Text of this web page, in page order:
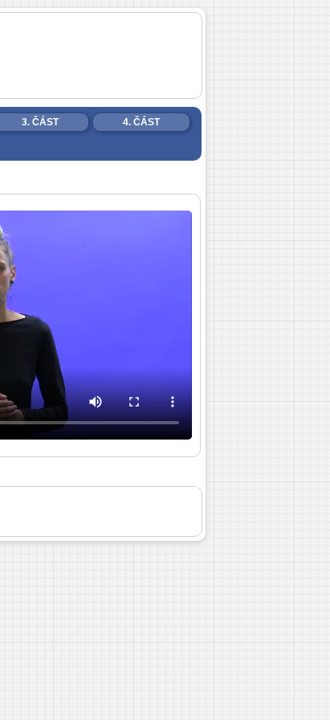
3. ČÁST 4. ČÁST